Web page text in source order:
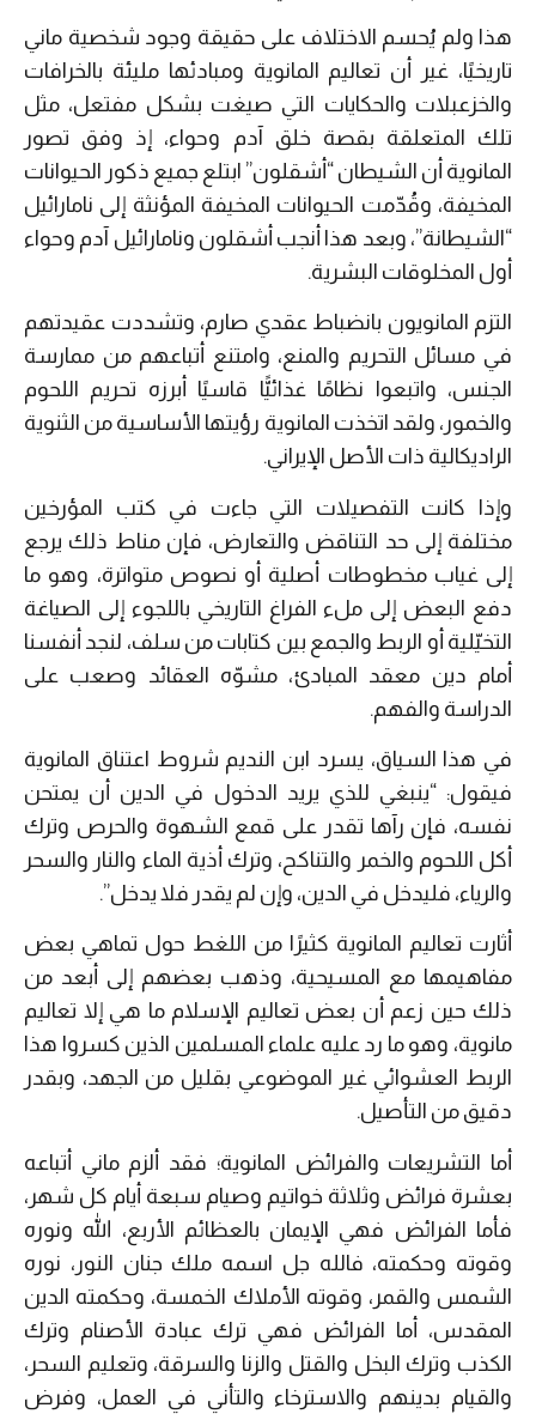
هذا ولم يُحسم الاختلاف على حقيقة وجود شخصية ماني
تاريخيًا، غير أن تعاليم المانوية ومبادئها مليئة بالخرافات
والخزعبلات والحكايات التي صيغت بشكل مفتعل، مثل
تلك المتعلقة بقصة خلق آدم وحواء، إذ وفق تصور
المانوية أن الشيطان “أشقلون” ابتلع جميع ذكور الحيوانات
المخيفة، وقُدّمت الحيوانات المخيفة المؤنثة إلى نامارائيل
“الشيطانة”، وبعد هذا أنجب أشقلون ونامارائيل آدم وحواء
أول المخلوقات البشرية.
التزم المانويون بانضباط عقدي صارم، وتشددت عقيدتهم
في مسائل التحريم والمنع، وامتنع أتباعهم من ممارسة
الجنس، واتبعوا نظامًا غذائيًّا قاسيًا أبرزه تحريم اللحوم
والخمور، ولقد اتخذت المانوية رؤيتها الأساسية من الثنوية
الراديكالية ذات الأصل الإيراني.
وإذا كانت التفصيلات التي جاءت في كتب المؤرخين
مختلفة إلى حد التناقض والتعارض، فإن مناط ذلك يرجع
إلى غياب مخطوطات أصلية أو نصوص متواترة، وهو ما
دفع البعض إلى ملء الفراغ التاريخي باللجوء إلى الصياغة
التخيّلية أو الربط والجمع بين كتابات من سلف، لنجد أنفسنا
أمام دين معقد المبادئ، مشوّه العقائد وصعب على
الدراسة والفهم.
في هذا السياق، يسرد ابن النديم شروط اعتناق المانوية
فيقول: “ينبغي للذي يريد الدخول في الدين أن يمتحن
نفسه، فإن رآها تقدر على قمع الشهوة والحرص وترك
أكل اللحوم والخمر والتناكح، وترك أذية الماء والنار والسحر
والرياء، فليدخل في الدين، وإن لم يقدر فلا يدخل”.
أثارت تعاليم المانوية كثيرًا من اللغط حول تماهي بعض
مفاهيمها مع المسيحية، وذهب بعضهم إلى أبعد من
ذلك حين زعم أن بعض تعاليم الإسلام ما هي إلا تعاليم
مانوية، وهو ما رد عليه علماء المسلمين الذين كسروا هذا
الربط العشوائي غير الموضوعي بقليل من الجهد، وبقدر
دقيق من التأصيل.
أما التشريعات والفرائض المانوية؛ فقد ألزم ماني أتباعه
بعشرة فرائض وثلاثة خواتيم وصيام سبعة أيام كل شهر،
فأما الفرائض فهي الإيمان بالعظائم الأربع، الله ونوره
وقوته وحكمته، فالله جل اسمه ملك جنان النور، نوره
الشمس والقمر، وقوته الأملاك الخمسة، وحكمته الدين
المقدس، أما الفرائض فهي ترك عبادة الأصنام وترك
الكذب وترك البخل والقتل والزنا والسرقة، وتعليم السحر،
والقيام بدينهم والاسترخاء والتأني في العمل، وفرض